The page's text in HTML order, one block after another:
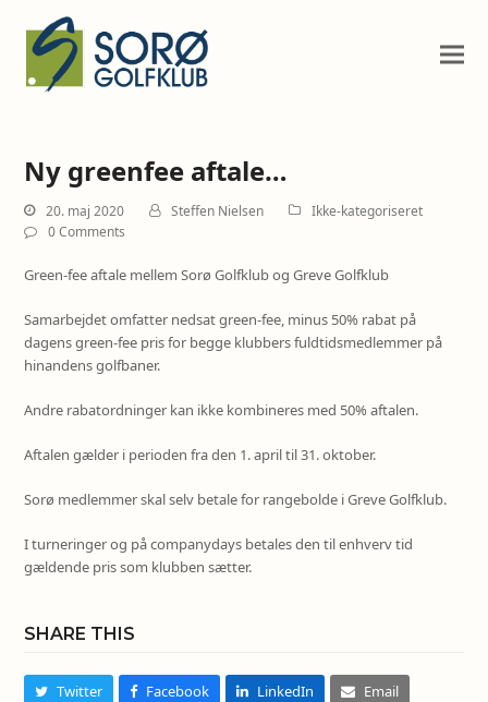
Ny greenfee aftale…
20. maj 2020 Steffen Nielsen
Ikke-kategoriseret
0 Comments
Green-fee aftale mellem Sorø Golfklub og Greve Golfklub
Samarbejdet omfatter nedsat green-fee, minus 50% rabat på
dagens green-fee pris for begge klubbers fuldtidsmedlemmer på
hinandens golfbaner.
Andre rabatordninger kan ikke kombineres med 50% aftalen.
Aftalen gælder i perioden fra den 1. april til 31. oktober.
Sorø medlemmer skal selv betale for rangebolde i Greve Golfklub.
I turneringer og på companydays betales den til enhverv tid
gældende pris som klubben sætter.
SHARE THIS
Twitter Facebook LinkedIn Email